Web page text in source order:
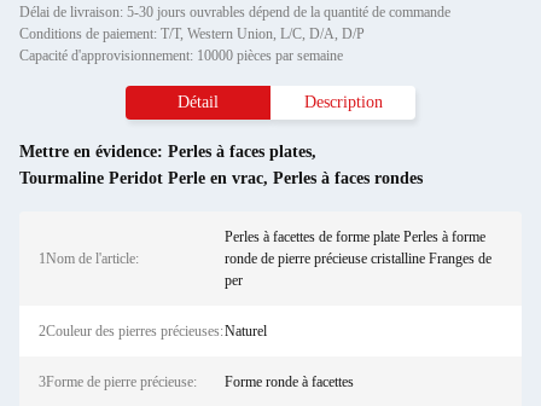
Délai de livraison: 5-30 jours ouvrables dépend de la quantité de commande
Conditions de paiement: T/T, Western Union, L/C, D/A, D/P
Capacité d'approvisionnement: 10000 pièces par semaine
Détail Description
Mettre en évidence: Perles à faces plates,
Tourmaline Peridot Perle en vrac, Perles à faces rondes
1Nom de l'article:
Perles à facettes de forme plate Perles à forme
ronde de pierre précieuse cristalline Franges de
per
2Couleur des pierres précieuses:Naturel
3Forme de pierre précieuse: Forme ronde à facettes